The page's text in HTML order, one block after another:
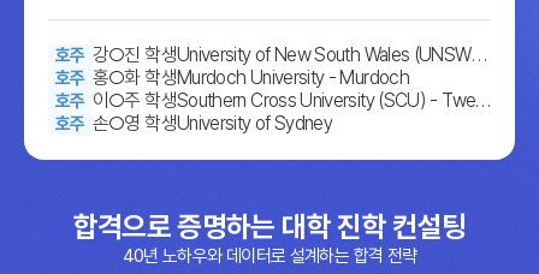
해외유학 정보
y-대학진학/어학)
호주 강○진 학생University of New South Wales (UNSW) -
Kensington
호주 홍○화 학생Murdoch University - Murdoch
호주 이○주 학생Southern Cross University (SCU) - Twee
d Gold Coast
호주 손○영 학생University of Sydney
학)
Kensington
호주 박○규 학생 Griffith University-Gold Coast
호주 황○안 학생 Monash College - Clayton
이○영 학생Purdue University
합격으로 증명하는 대학 진학 컨설팅
40년 노하우와 데이터로 설계하는 합격 전략